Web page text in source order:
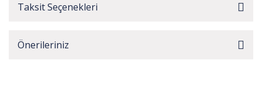
Taksit Seçenekleri
Önerileriniz